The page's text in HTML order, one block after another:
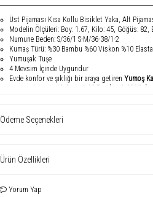
Üst Pijaması Kısa Kollu Bisiklet Yaka, Alt
Modelin Ölçüleri: Boy: 1.67, Kilo: 45, Göğüs: 82,
Numune Beden: S/36/1 S-M/36-38/1-2
Kumaş Türü: %30 Bambu %60 Viskon %10
Yumuşak Tuşe
4 Mevsim İçinde Uygundur
Evde konfor ve şıklığı bir araya getiren Yumoş
Bu premium pijama seti
Öne Çıkan Özellikler
Premium Kumaş İçeriği
Ödeme Seçenekleri
Ürün Özellikleri
Yorum Yap